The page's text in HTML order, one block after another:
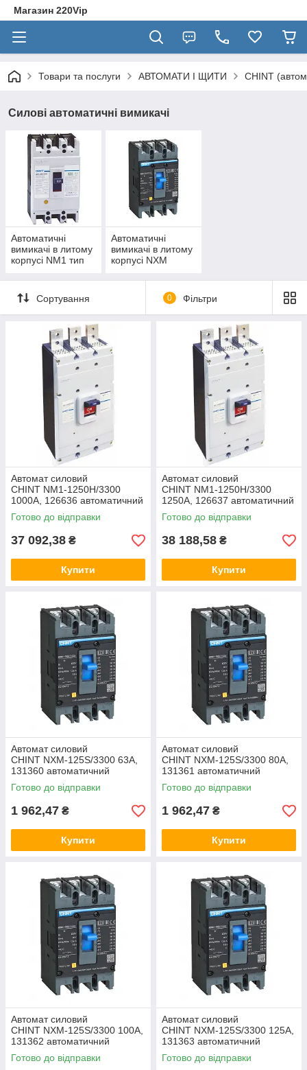
Магазин 220Vip
Товари та послуги АВТОМАТИ І ЩИТИ CHINT
Силові автоматичні вимикачі
Автоматичні
вимикачі в литому
корпусі NM1 тип
Автоматичні
вимикачі в литому
корпусі NXM
Сортування 0 Фільтри
Автомат силовий
CHINT NM1-1250H/3300
1000A, 126636 автоматичний
вимикач ЧинТ, корпусний
щитовий
Готово до відправки
37 092,38 ₴
Купити
Автомат силовий
CHINT NM1-1250H/3300
1250A, 126637 автоматичний
вимикач ЧІНТ, корпусний
щитовий
Готово до відправки
38 188,58 ₴
Купити
Автомат силовий
CHINT NXM-125S/3300 63A,
131360 автоматичний
вимикач ЧИНТ, корпусний
щитовий
Готово до відправки
1 962,47 ₴
Купити
Автомат силовий
CHINT NXM-125S/3300 80A,
131361 автоматичний
вимикач ЧинТ, корпусний
щитовий
Готово до відправки
1 962,47 ₴
Купити
Автомат силовий
CHINT NXM-125S/3300 100A,
131362 автоматичний
вимикач ЧинТ, корпусний
щитовий
Готово до відправки
Автомат силовий
CHINT NXM-125S/3300 125A,
131363 автоматичний
вимикач ЧинТ, корпусний
щитовий
Готово до відправки